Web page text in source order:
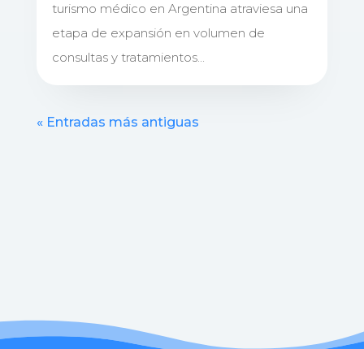
turismo médico en Argentina atraviesa una
etapa de expansión en volumen de
consultas y tratamientos...
« Entradas más antiguas